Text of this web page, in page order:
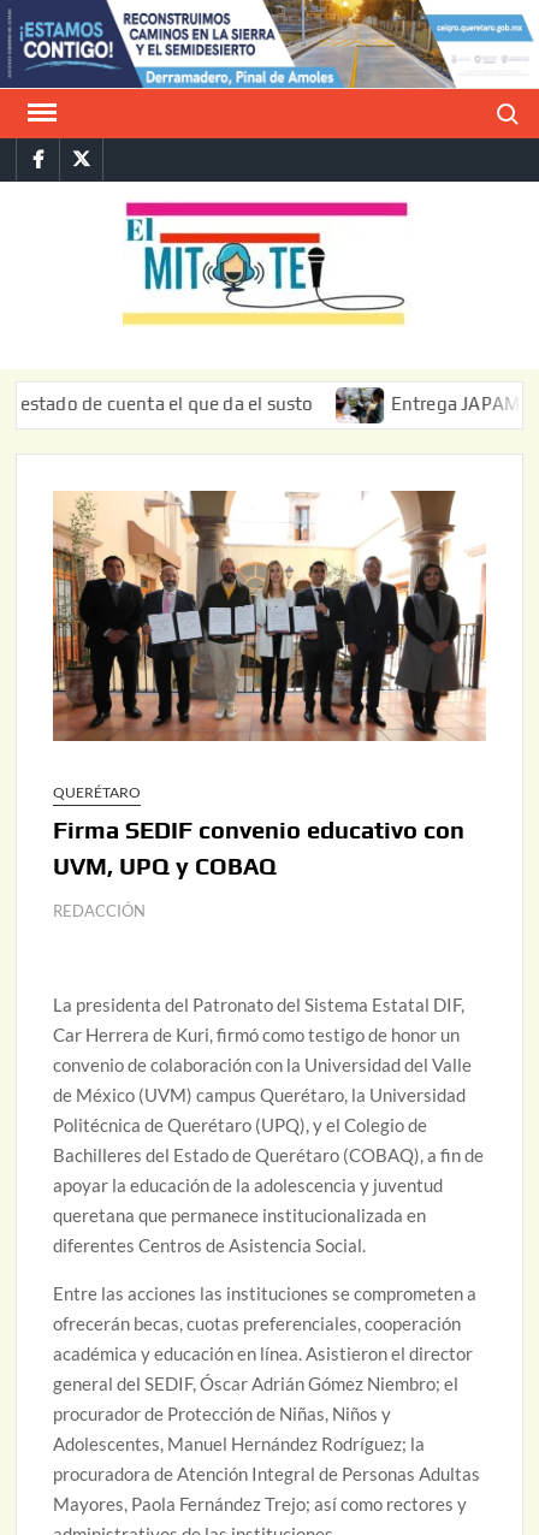
Saltar
al
contenido
FacebookTwitter
de cuenta el que da el susto Entrega JAPAM
QUERÉTARO
Firma SEDIF convenio educativo con
UVM, UPQ y COBAQ
REDACCIÓN
La presidenta del Patronato del Sistema Estatal DIF,
Car Herrera de Kuri, firmó como testigo de honor un
convenio de colaboración con la Universidad del Valle
de México (UVM) campus Querétaro, la Universidad
Politécnica de Querétaro (UPQ), y el Colegio de
Bachilleres del Estado de Querétaro (COBAQ), a fin de
apoyar la educación de la adolescencia y juventud
queretana que permanece institucionalizada en
diferentes Centros de Asistencia Social.
Entre las acciones las instituciones se comprometen a
ofrecerán becas, cuotas preferenciales, cooperación
académica y educación en línea. Asistieron el director
general del SEDIF, Óscar Adrián Gómez Niembro; el
procurador de Protección de Niñas, Niños y
Adolescentes, Manuel Hernández Rodríguez; la
procuradora de Atención Integral de Personas Adultas
Mayores, Paola Fernández Trejo; así como rectores y